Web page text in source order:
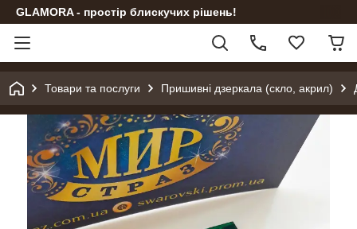
GLAMORA - простір блискучих рішень!
Товари та послуги Пришивні дзеркала (скло, акрил)